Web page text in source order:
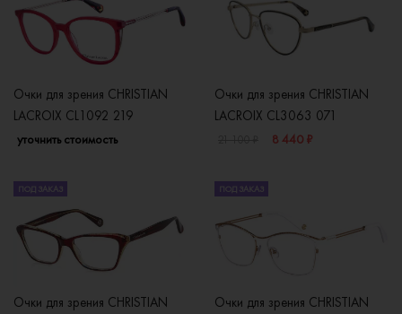
Очки для зрения CHRISTIAN
LACROIX CL1092 219
уточнить стоимость
Очки для зрения CHRISTIAN
LACROIX CL3063 071
8 440 ₽
ПОД ЗАКАЗ
Очки для зрения CHRISTIAN
ПОД ЗАКАЗ
Очки для зрения CHRISTIAN